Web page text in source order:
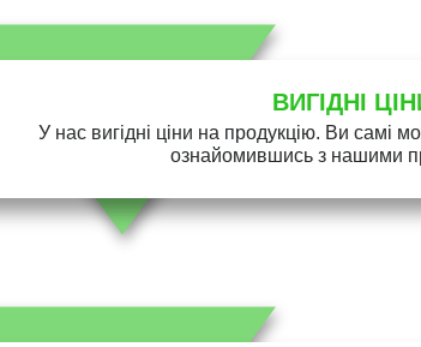
ВИГІДНІ
У нас вигідні ціни на продукцію. Ви самі
ознайомившись з нашими